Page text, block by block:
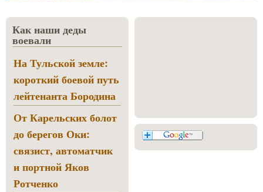
Как наши деды
воевали
На Тульской земле:
короткий боевой путь
лейтенанта Бородина
От Карельских болот
до берегов Оки:
связист, автоматчик
и портной Яков
Ротченко